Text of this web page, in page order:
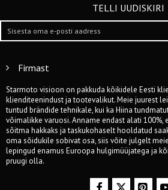
TELLI UUDISKIRI
Firmast
Starmoto visioon on pakkuda kõikidele Eesti
klienditeenindust ja tootevalikut. Meie juurest
tuntud brändide tehnikale, kui ka Hiina
võimalikke varuosi. Anname endast alati 100%,
sõitma hakkaks ja taskukohaselt hooldatud
oma sõidukile sobivat osa, siis võite julgelt
lepingud enamus Euroopa hulgimüüjatega ja
pruugi olla.